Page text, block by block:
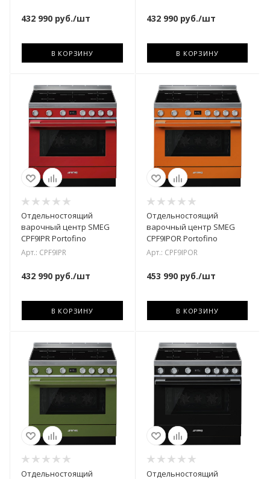
432 990 руб./шт
В КОРЗИНУ
432 990руб./шт
В КОРЗИНУ
Отдельностоящий
варочный центр SMEG
CPF9IPR Portofino
Арт.: CPF9IPR
432 990 руб./шт
В КОРЗИНУ
Отдельностоящий
варочный центр SMEG
CPF9IPOR Portofino
Арт.: CPF9IPOR
453 990руб./шт
В КОРЗИНУ
Отдельностоящий Отдельностоящий